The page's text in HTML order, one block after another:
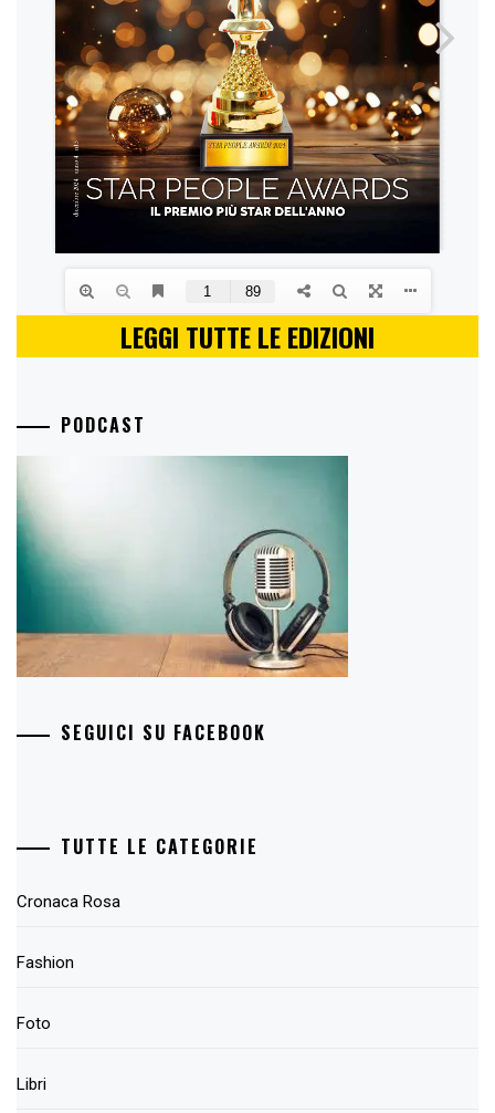
LEGGI TUTTE LE EDIZIONI
PODCAST
SEGUICI SU FACEBOOK
TUTTE LE CATEGORIE
Cronaca Rosa
Fashion
Foto
Libri